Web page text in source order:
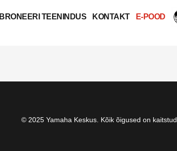
BRONEERI TEENINDUS KONTAKT E-POOD
© 2025 Yamaha Keskus. Kõik õigused on kaitstud.